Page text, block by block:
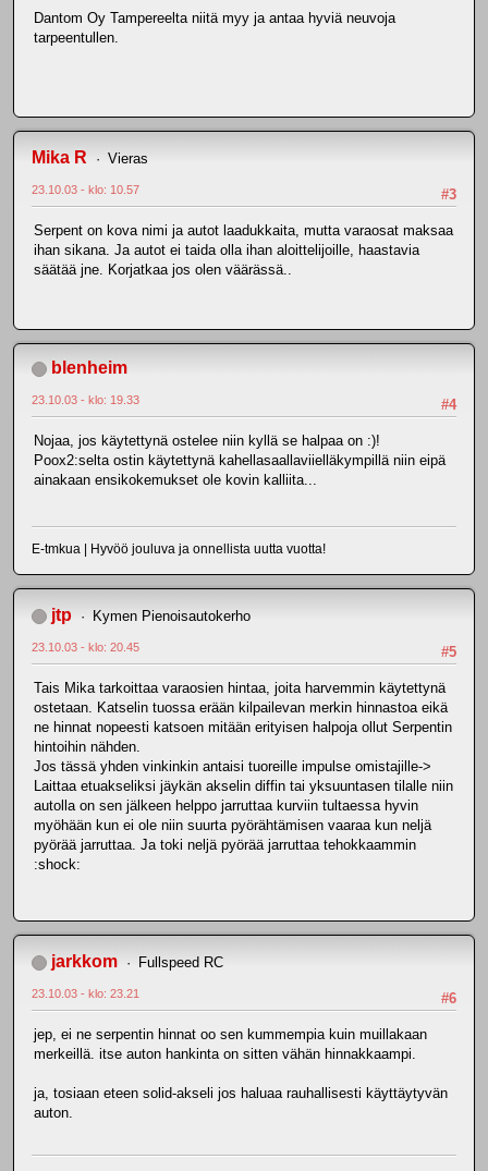
Dantom Oy Tampereelta niitä myy ja antaa hyviä neuvoja
tarpeentullen.
Mika R Vieras
#3
23.10.03 - klo: 10.57
Serpent on kova nimi ja autot laadukkaita, mutta varaosat maksaa
ihan sikana. Ja autot ei taida olla ihan aloittelijoille, haastavia
säätää jne. Korjatkaa jos olen väärässä..
blenheim
#4
23.10.03 - klo: 19.33
Nojaa, jos käytettynä ostelee niin kyllä se halpaa on :)!
Poox2:selta ostin käytettynä kahellasaallaviielläkympillä niin eipä
ainakaan ensikokemukset ole kovin kalliita...
E-tmkua | Hyvöö jouluva ja onnellista uutta vuotta!
jtp Kymen Pienoisautokerho
#5
23.10.03 - klo: 20.45
Tais Mika tarkoittaa varaosien hintaa, joita harvemmin käytettynä
ostetaan. Katselin tuossa erään kilpailevan merkin hinnastoa eikä
ne hinnat nopeesti katsoen mitään erityisen halpoja ollut Serpentin
hintoihin nähden.
Jos tässä yhden vinkinkin antaisi tuoreille impulse omistajille->
Laittaa etuakseliksi jäykän akselin diffin tai yksuuntasen tilalle niin
autolla on sen jälkeen helppo jarruttaa kurviin tultaessa hyvin
myöhään kun ei ole niin suurta pyörähtämisen vaaraa kun neljä
pyörää jarruttaa. Ja toki neljä pyörää jarruttaa tehokkaammin
:shock:
jarkkom Fullspeed RC
#6
23.10.03 - klo: 23.21
jep, ei ne serpentin hinnat oo sen kummempia kuin muillakaan
merkeillä. itse auton hankinta on sitten vähän hinnakkaampi.
ja, tosiaan eteen solid-akseli jos haluaa rauhallisesti käyttäytyvän
auton.